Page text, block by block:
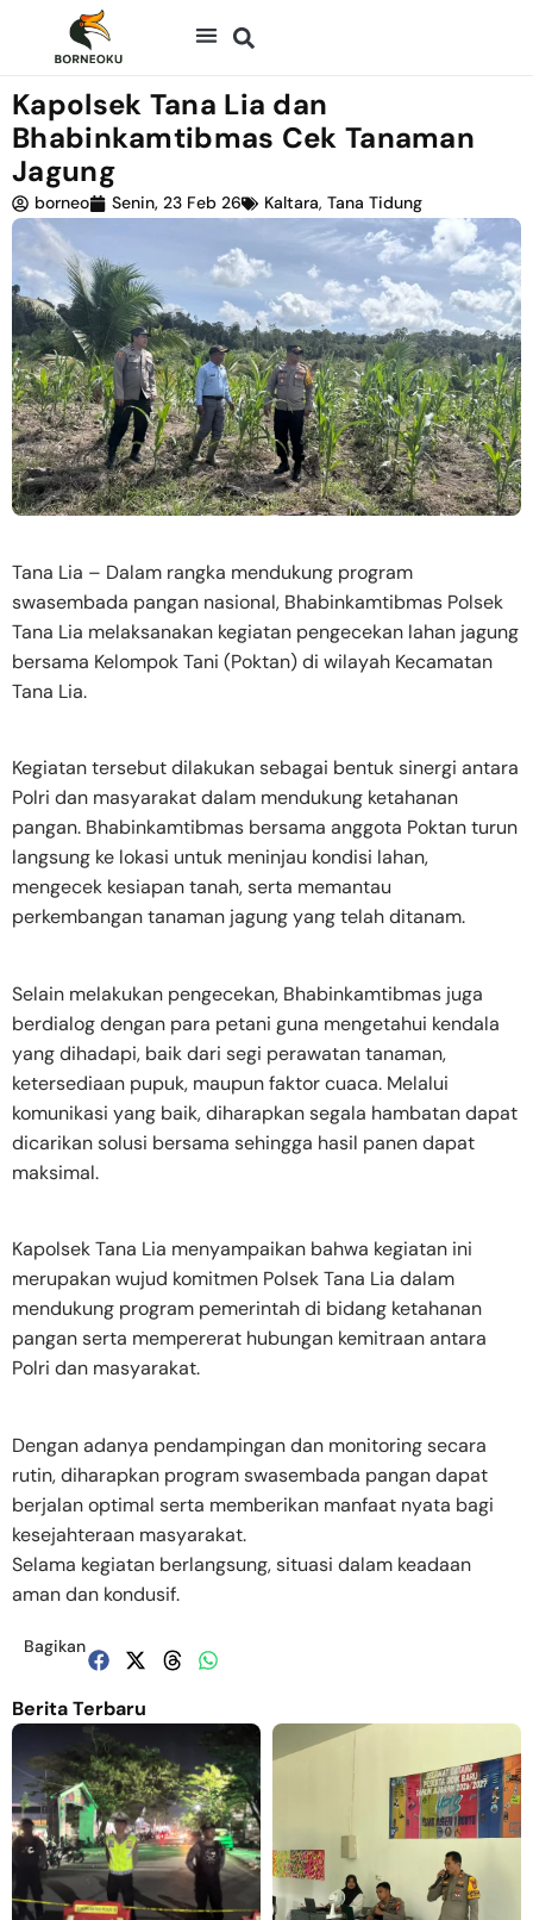
Kapolsek Tana Lia dan
Bhabinkamtibmas Cek Tanaman
Jagung
borneo Senin, 23 Feb 26 Kaltara, Tana Tidung
Tana Lia – Dalam rangka mendukung program
swasembada pangan nasional, Bhabinkamtibmas Polsek
Tana Lia melaksanakan kegiatan pengecekan lahan jagung
bersama Kelompok Tani (Poktan) di wilayah Kecamatan
Tana Lia.
Kegiatan tersebut dilakukan sebagai bentuk sinergi antara
Polri dan masyarakat dalam mendukung ketahanan
pangan. Bhabinkamtibmas bersama anggota Poktan turun
langsung ke lokasi untuk meninjau kondisi lahan,
mengecek kesiapan tanah, serta memantau
perkembangan tanaman jagung yang telah ditanam.
Selain melakukan pengecekan, Bhabinkamtibmas juga
berdialog dengan para petani guna mengetahui kendala
yang dihadapi, baik dari segi perawatan tanaman,
ketersediaan pupuk, maupun faktor cuaca. Melalui
komunikasi yang baik, diharapkan segala hambatan dapat
dicarikan solusi bersama sehingga hasil panen dapat
maksimal.
Kapolsek Tana Lia menyampaikan bahwa kegiatan ini
merupakan wujud komitmen Polsek Tana Lia dalam
mendukung program pemerintah di bidang ketahanan
pangan serta mempererat hubungan kemitraan antara
Polri dan masyarakat.
Dengan adanya pendampingan dan monitoring secara
rutin, diharapkan program swasembada pangan dapat
berjalan optimal serta memberikan manfaat nyata bagi
kesejahteraan masyarakat.
Selama kegiatan berlangsung, situasi dalam keadaan
aman dan kondusif.
Bagikan
Berita Terbaru